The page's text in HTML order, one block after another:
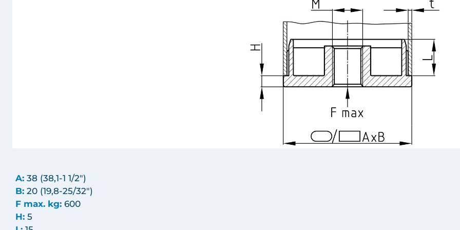
A: 38 (38,1-1 1/2")
B: 20 (19,8-25/32")
F max. kg: 600
H: 5